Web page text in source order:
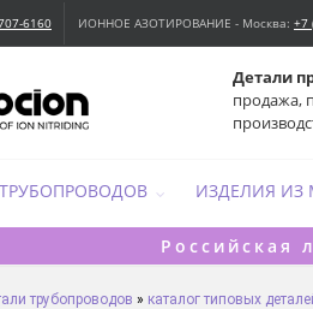
6160 ИОННОЕ АЗОТИРОВАНИЕ - Москва: +7
Детали
продажа,
ИЗДЕЛИЯ ИЗ
Российская
трубопроводов » каталог типовых